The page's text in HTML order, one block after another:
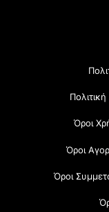
Όροι
Όροι
Όροι